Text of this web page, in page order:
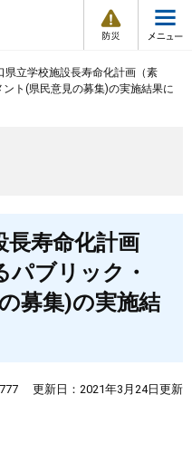
情
報
メ
ュ
県立学校施設長寿命化計画（素
ト(県民意見の募集)の実施結果に
長寿命化計画
パブリック・
募集)の実施結
更新日：2021年3月24日更新